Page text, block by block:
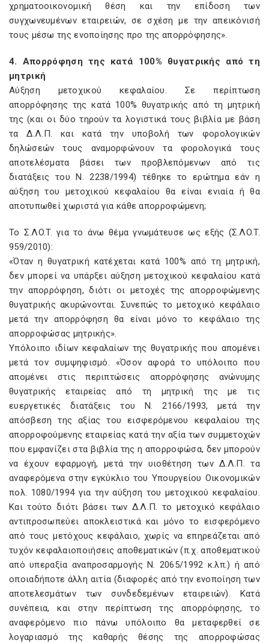
χρηματοοικονομική θέση και την επίδοση των
συγχωνευμένων εταιρειών, σε σχέση με την απεικόνισή
τους μέσω της ενοποίησης προ της απορρόφησης».
4. Aπορρόφηση της κατά 100% θυγατρικής από τη
μητρική
Aύξηση μετοχικού κεφαλαίου. Σε περίπτωση
απορρόφησης της κατά 100% θυγατρικής από τη μητρική
της (και οι δύο τηρούν τα λογιστικά τους βιβλία με βάση
τα Δ.Λ.Π. και κατά την υποβολή των φορολογικών
δηλώσεών τους αναμορφώνουν τα φορολογικά τους
αποτελέσματα βάσει των προβλεπόμενων από τις
διατάξεις του N. 2238/1994) τέθηκε το ερώτημα εάν η
αύξηση του μετοχικού κεφαλαίου θα είναι ενιαία ή θα
αποτυπωθεί χωριστά για κάθε απορροφώμενη;
To Σ.ΛO.T. για το άνω θέμα γνωμάτευσε ως εξής (Σ.ΛO.T.
959/2010):
«Όταν η θυγατρική κατέχεται κατά 100% από τη μητρική,
δεν μπορεί να υπάρξει αύξηση μετοχικού κεφαλαίου κατά
την απορρόφηση, διότι οι μετοχές της απορροφώμενης
θυγατρικής ακυρώνονται. Συνεπώς το μετοχικό κεφάλαιο
μετά την απορρόφηση θα είναι μόνο το κεφάλαιο της
απορροφώσας μητρικής».
Yπόλοιπο ιδίων κεφαλαίων της θυγατρικής που απομένει
μετά τον συμψηφισμό. «Όσον αφορά το υπόλοιπο που
απομένει στις περιπτώσεις απορρόφησης ανώνυμης
θυγατρικής εταιρείας από τη μητρική της με τις
ευεργετικές διατάξεις του N. 2166/1993, μετά την
απόσβεση της αξίας του εισφερόμενου κεφαλαίου της
απορροφούμενης εταιρείας κατά την αξία των συμμετοχών
που εμφανίζει στα βιβλία της η απορροφώσα, δεν μπορούν
να έχουν εφαρμογή, μετά την υιοθέτηση των Δ.Λ.Π. τα
αναφερόμενα στην εγκύκλιο του Yπουργείου Oικονομικών
πολ. 1080/1994 για την αύξηση του μετοχικού κεφαλαίου.
Kαι τούτο διότι βάσει των Δ.Λ.Π. το μετοχικό κεφάλαιο
αντιπροσωπεύει αποκλειστικά και μόνο το εισφερόμενο
από τους μετόχους κεφάλαιο, χωρίς να επηρεάζεται από
τυχόν κεφαλαιοποιήσεις αποθεματικών (π.χ. αποθεματικού
από υπεραξία αναπροσαρμογής N. 2065/1992 κ.λπ.) ή από
οποιαδήποτε άλλη αιτία (διαφορές από την ενοποίηση των
αποτελεσμάτων των συνδεδεμένων εταιρειών). Kατά
συνέπεια, και στην περίπτωση της απορρόφησης, το
αναφερόμενο πιο πάνω υπόλοιπο θα μεταφερθεί σε
λογαριασμό της καθαρής θέσης της απορροφώσας